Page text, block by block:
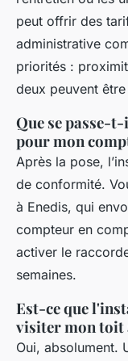
peut offrir des
administrative
priorités :
deux peuvent
Que se passe-
pour mon
Après la pose,
de conformité.
à Enedis, qui
compteur en
activer le
semaines.
Est-ce que
visiter mon toit
Oui, absolument.